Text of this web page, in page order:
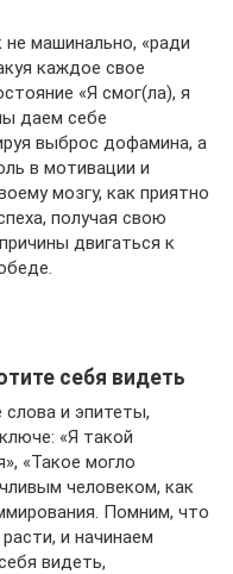
машинально, «ради
каждое свое
«Я смог(ла), я
даем себе
выброс дофамина, а
в мотивации и
мозгу, как приятно
получая свою
двигаться к
себя видеть
и эпитеты,
«Я такой
«Такое могло
человеком, как
Помним, что
и начинаем
видеть,